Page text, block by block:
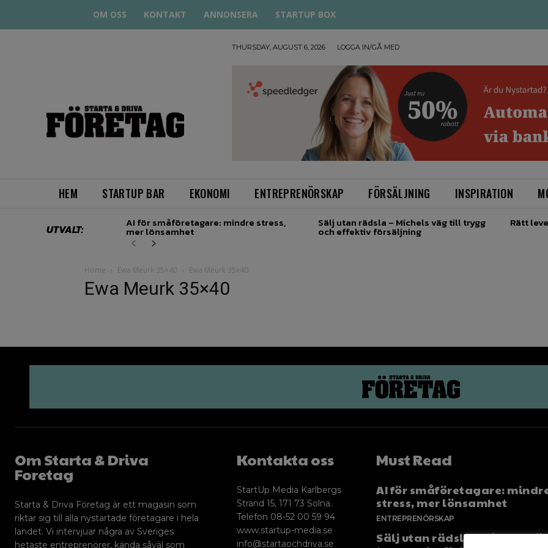
OM OSS KONTAKT ANNONSERA STARTUP BOX
THURSDAY, AUGUST 6, 2026 LOGGA IN/GÅ MED
HEM STARTUP BAR EKONOMI ENTREPRENÖRSKAP FÖRSÄLJNING INSPIRATION
UTVALT: AI för småföretagare: mindre stress,
mer lönsamhet
Sälj utan rädsla – Michels väg till trygg
och effektiv försäljning
Rätt
Home Ewa Meurk 35×40 Ewa Meurk 35x40
Ewa Meurk 35×40
Om Starta & Driva
Foretag
Starta & Driva Företag är ett magasin som
riktar sig till alla nystartade företagare i hela
landet. Vi intervjuar några av Sveriges
hetaste entreprenörer, kända såväl som
Kontakta oss
StartUp Media Karlbergs
Strand 15, 171 73 Solna.
Telefon 08-52 00 59 94
www.startup-media.se
info@startaochdriva.se
Must Read
AI för småföretagare:
stress, mer lönsamhet
ENTREPRENÖRSKAP
Sälj utan rädsla – Michels